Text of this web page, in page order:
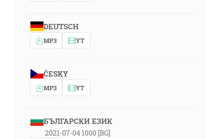
DEUTSCH
MP3 YT
ČESKY
MP3 YT
БЪЛГАРСКИ ЕЗИК
2021-07-04 1000 [BG]